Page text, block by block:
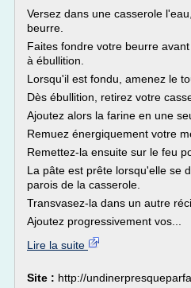
Versez dans une casserole
beurre.
Faites fondre votre beurre
à ébullition.
Lorsqu'il est fondu, amenez le
Dès ébullition, retirez votre
Ajoutez alors la farine en une
Remuez énergiquement votre
Remettez-la ensuite sur le feu
La pâte est prête lorsqu'elle se
parois de la casserole.
Transvasez-la dans un autre
Ajoutez progressivement vos...
Lire la suite
Site : http://